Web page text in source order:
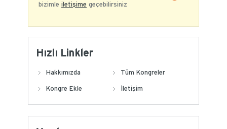
bizimle iletişime geçebilirsiniz
Hızlı Linkler
Hakkımızda Tüm Kongreler
Kongre Ekle İletişim